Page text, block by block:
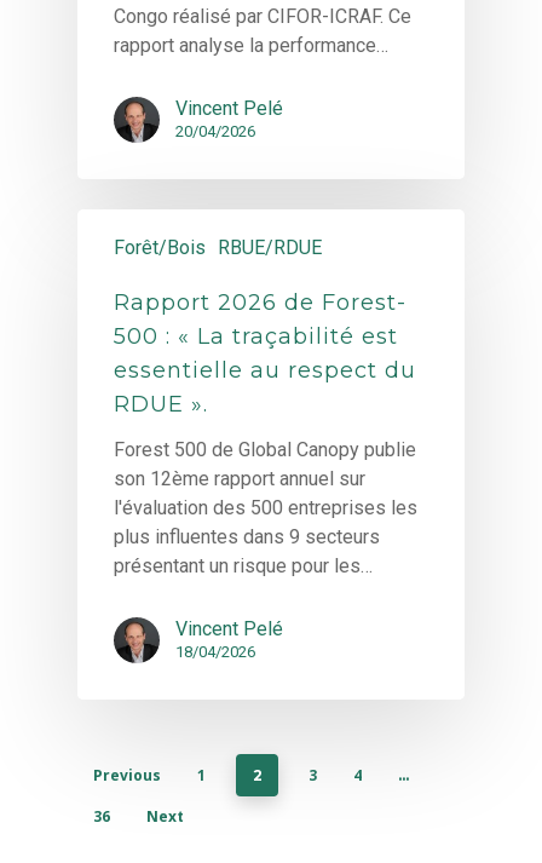
Congo réalisé par CIFOR-ICRAF. Ce
rapport analyse la performance…
Vincent Pelé
20/04/2026
Forêt/Bois RBUE/RDUE
Rapport 2026 de Forest-
500 : « La traçabilité est
essentielle au respect du
RDUE ».
Forest 500 de Global Canopy publie
son 12ème rapport annuel sur
l'évaluation des 500 entreprises les
plus influentes dans 9 secteurs
présentant un risque pour les…
Vincent Pelé
18/04/2026
Previous 1 2 3 4 …
36 Next
Accueil
Solutions
Ekwato SOURCE
Equipe